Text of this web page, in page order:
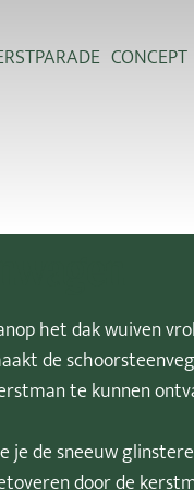
CONCEPT
het dak wuiven
de
te kunnen
je de sneeuw